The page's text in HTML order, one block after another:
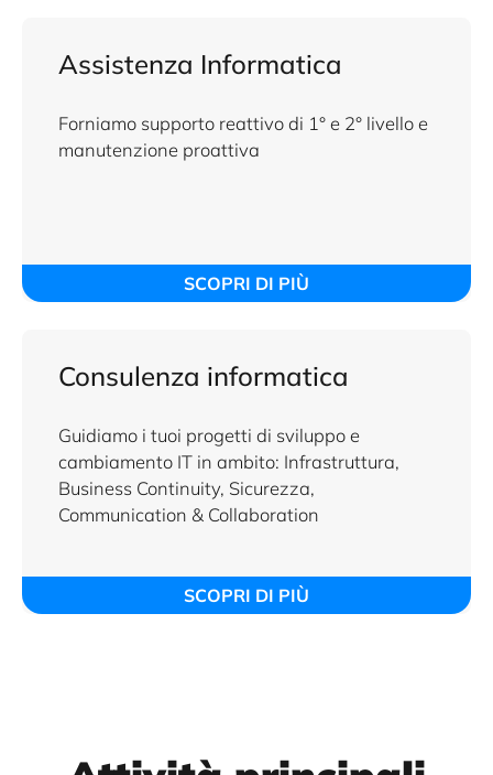
Assistenza Informatica
Forniamo supporto reattivo di 1° e 2° livello e
manutenzione proattiva
SCOPRI DI PIÙ
Consulenza informatica
Guidiamo i tuoi progetti di sviluppo e
cambiamento IT in ambito: Infrastruttura,
Business Continuity, Sicurezza,
Communication & Collaboration
SCOPRI DI PIÙ